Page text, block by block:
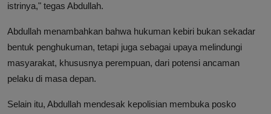
istrinya," tegas Abdullah.
Abdullah menambahkan bahwa hukuman kebiri bukan sekadar
bentuk penghukuman, tetapi juga sebagai upaya melindungi
masyarakat, khususnya perempuan, dari potensi ancaman
pelaku di masa depan.
Selain itu, Abdullah mendesak kepolisian membuka posko